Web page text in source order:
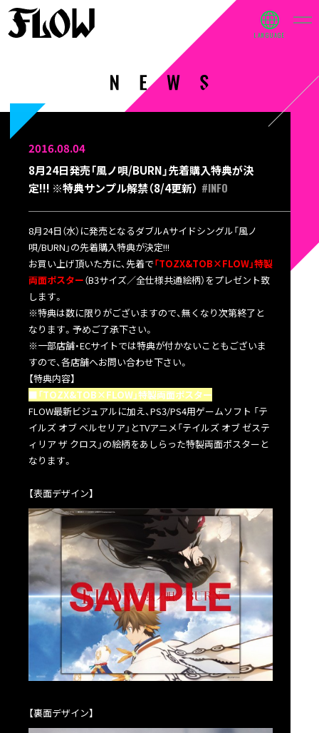
2016.08.04
8月24日発売「風ノ唄/BURN」先着購入特典が決
定!!! ※特典サンプル解禁（8/4更新） #INFO
8月24日（水）に発売となるダブルAサイドシングル「風ノ
唄/BURN」の先着購入特典が決定!!!
お買い上げ頂いた方に、先着で「TOZX&TOB×FLOW」特製
両面ポスター（B3サイズ／全仕様共通絵柄）をプレゼント致
します。
※特典は数に限りがございますので、無くなり次第終了と
なります。予めご了承下さい。
※一部店舗・ECサイトでは特典が付かないこともございま
すので、各店舗へお問い合わせ下さい。
【特典内容】
■「TOZX&TOB×FLOW」特製両面ポスター
FLOW最新ビジュアルに加え、PS3/PS4用ゲームソフト 「テ
イルズ オブ ベルセリア」とTVアニメ「テイルズ オブ ゼステ
ィリア ザ クロス」の絵柄をあしらった特製両面ポスターと
なります。
【表面デザイン】
【裏面デザイン】